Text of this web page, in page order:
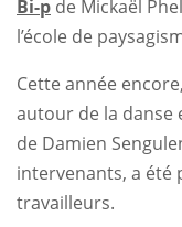
Bi-p de Mickaël
l’école de
Cette année
autour de la danse
de Damien
intervenants, a été
travailleurs.